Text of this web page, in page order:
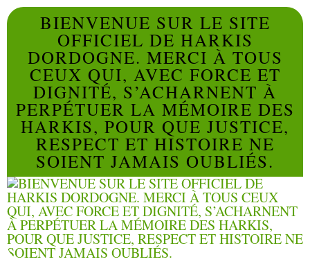
BIENVENUE SUR LE SITE
OFFICIEL DE HARKIS
DORDOGNE. MERCI À TOUS
CEUX QUI, AVEC FORCE ET
DIGNITÉ, S’ACHARNENT À
PERPÉTUER LA MÉMOIRE DES
HARKIS, POUR QUE JUSTICE,
RESPECT ET HISTOIRE NE
SOIENT JAMAIS OUBLIÉS.